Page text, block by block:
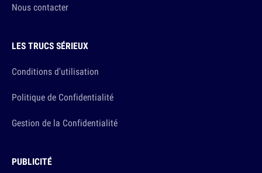
Nous contacter
LES TRUCS SÉRIEUX
Conditions d'utilisation
Politique de Confidentialité
Gestion de la Confidentialité
PUBLICITÉ